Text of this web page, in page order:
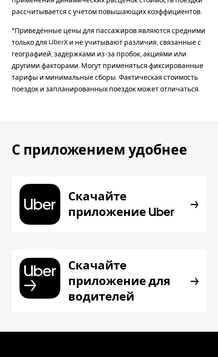
рассчитывается с учетом повышающих коэффициентов.
*Приведённые цены для пассажиров являются средними
только для UberX и не учитывают различия, связанные с
географией, задержками из-за пробок, акциями или
другими факторами. Могут применяться фиксированные
тарифы и минимальные сборы. Фактическая стоимость
поездок и запланированных поездок может отличаться.
С приложением удобнее
Скачайте
приложение Uber
Скачайте
приложение для
водителей